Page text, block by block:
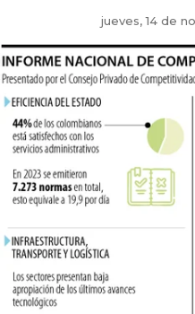
jueves, 14 de